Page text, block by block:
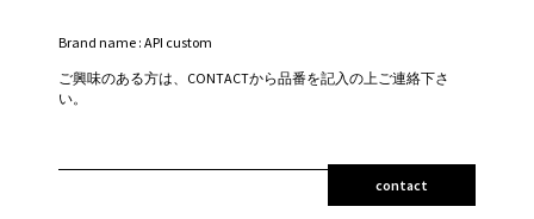
Brand name : API custom
ご興味のある方は、CONTACTから品番を記入の上ご連絡下さ
い。
contact